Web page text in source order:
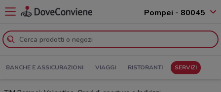
Pompei - 80045
BANCHE E ASSICURAZIONI VIAGGI RISTORANTI SERVIZI